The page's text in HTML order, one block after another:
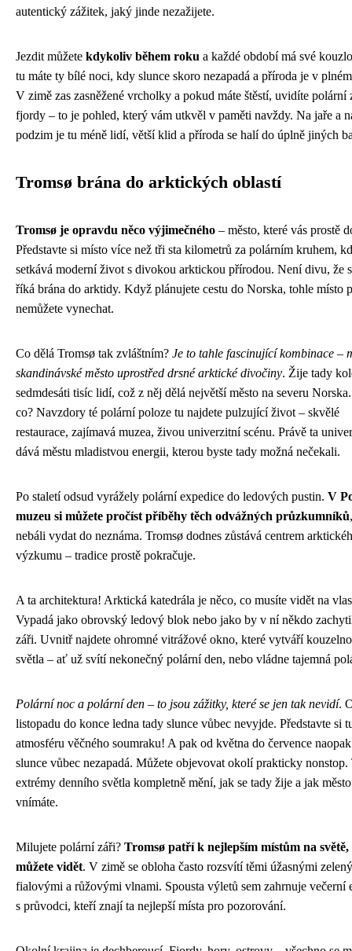
autentický zážitek, jaký jinde nezažijete.
Jezdit můžete kdykoliv během roku a každé období má své
tu máte ty bílé noci, kdy slunce skoro nezapadá a příroda je v
V zimě zas zasněžené vrcholky a pokud máte štěstí, uvidíte polární
fjordy – to je pohled, který vám utkvěl v paměti navždy. Na jaře a
podzim je tu méně lidí, větší klid a příroda se halí do úplně jiných
Tromsø brána do arktických oblastí
Tromsø je opravdu něco výjimečného – město, které vás prostě
Představte si místo více než tři sta kilometrů za polárním kruhem,
setkává moderní život s divokou arktickou přírodou. Není divu, že
říká brána do arktidy. Když plánujete cestu do Norska, tohle místo
nemůžete vynechat.
Co dělá Tromsø tak zvláštním? Je to tahle fascinující kombinace –
skandinávské město uprostřed drsné arktické divočiny. Žije tady
sedmdesáti tisíc lidí, což z něj dělá největší město na severu
co? Navzdory té polární poloze tu najdete pulzující život – skvělé
restaurace, zajímavá muzea, živou univerzitní scénu. Právě ta
dává městu mladistvou energii, kterou byste tady možná nečekali.
Po staletí odsud vyrážely polární expedice do ledových pustin. V
muzeu si můžete pročíst příběhy těch odvážných průzkumníků
nebáli vydat do neznáma. Tromsø dodnes zůstává centrem
výzkumu – tradice prostě pokračuje.
A ta architektura! Arktická katedrála je něco, co musíte vidět na
Vypadá jako obrovský ledový blok nebo jako by v ní někdo
záři. Uvnitř najdete ohromné vitrážové okno, které vytváří
světla – ať už svítí nekonečný polární den, nebo vládne tajemná
Polární noc a polární den – to jsou zážitky, které se jen tak nevidí.
listopadu do konce ledna tady slunce vůbec nevyjde. Představte si
atmosféru věčného soumraku! A pak od května do července
slunce vůbec nezapadá. Můžete objevovat okolí prakticky nonstop.
extrémy denního světla kompletně mění, jak se tady žije a jak město
vnímáte.
Milujete polární záři? Tromsø patří k nejlepším místům na
můžete vidět. V zimě se obloha často rozsvítí těmi úžasnými
fialovými a růžovými vlnami. Spousta výletů sem zahrnuje večerní
s průvodci, kteří znají ta nejlepší místa pro pozorování.